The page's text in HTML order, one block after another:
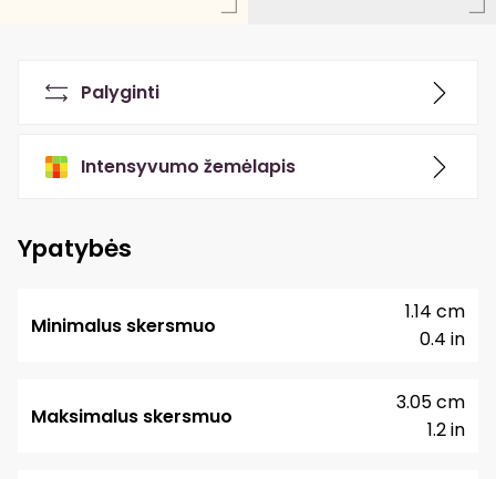
Palyginti
Intensyvumo žemėlapis
Ypatybės
Minimalus skersmuo
0.4 in
1.14 cm
Maksimalus skersmuo
1.2 in
3.05 cm